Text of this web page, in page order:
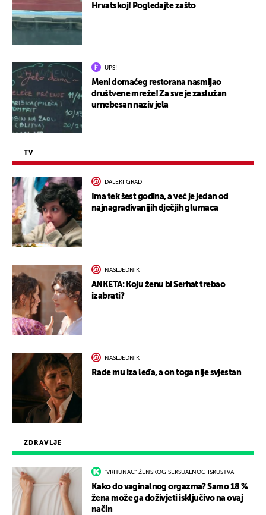
ZDRAVLJE
"VRHUNAC" ŽENSKOG SEKSUALNOG ISKUSTVA
Kako do vaginalnog orgazma? Samo 18 %
žena može ga doživjeti isključivo na ovaj
način
Hrvatskoj! Pogledajte zašto
UPS!
Meni domaćeg restorana nasmijao
društvene mreže! Za sve je zaslužan
urnebesan naziv jela
TV
DALEKI GRAD
Ima tek šest godina, a već je jedan od
najnagrađivanijih dječjih glumaca
NASLJEDNIK
ANKETA: Koju ženu bi Serhat trebao
izabrati?
NASLJEDNIK
Rade mu iza leđa, a on toga nije svjestan